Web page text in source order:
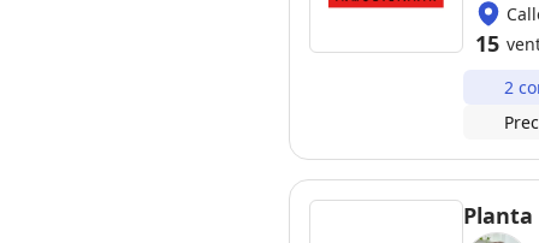
15
2
Planta